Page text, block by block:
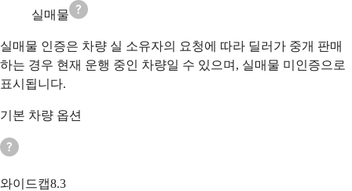
실매물
실매물 인증은 차량 실 소유자의 요청에 따라 딜러가 중개 판매
하는 경우 현재 운행 중인 차량일 수 있으며, 실매물 미인증으로
표시됩니다.
기본 차량 옵션
와이드캡8.3